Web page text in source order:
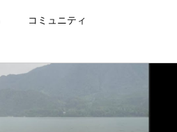
コミュニティ